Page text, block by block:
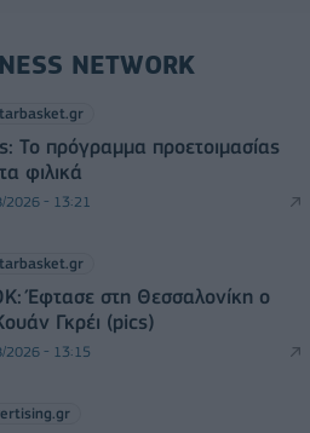
NETWORK
Το πρόγραμμα προετοιμασίας
φιλικά
2026 - 13:21
Έφτασε στη Θεσσαλονίκη ο
Γκρέι (pics)
2026 - 13:15